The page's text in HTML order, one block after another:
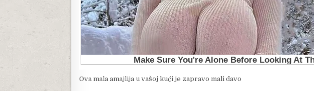
Ova mala amajlija u vašoj kući je zapravo mali đavo